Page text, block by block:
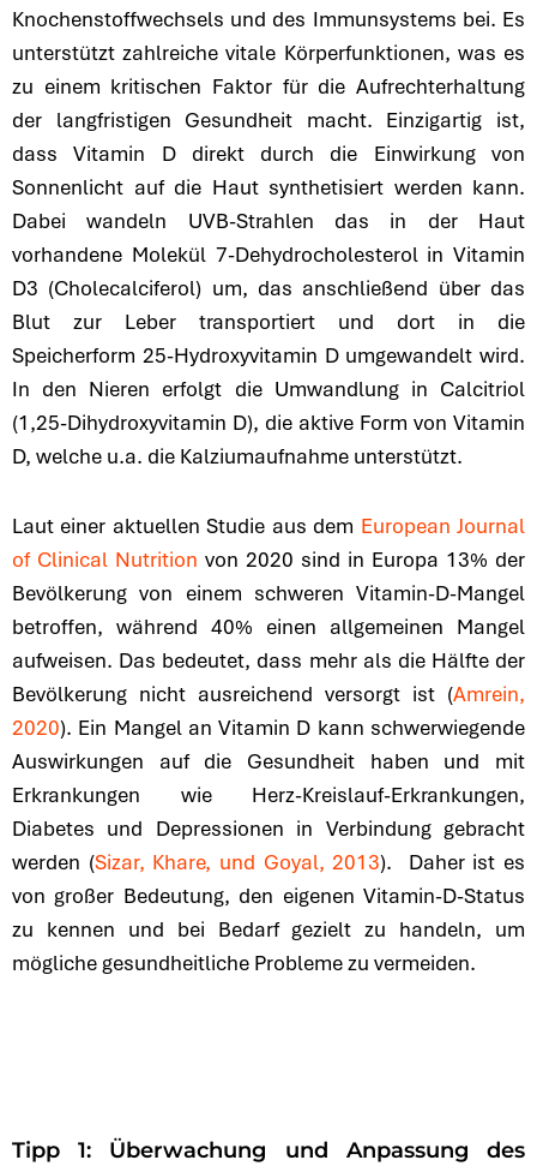
Knochenstoffwechsels und des Immunsystems bei. Es
unterstützt zahlreiche vitale Körperfunktionen, was es
zu einem kritischen Faktor für die Aufrechterhaltung
der langfristigen Gesundheit macht. Einzigartig ist,
dass Vitamin D direkt durch die Einwirkung von
Sonnenlicht auf die Haut synthetisiert werden kann.
Dabei wandeln UVB-Strahlen das in der Haut
vorhandene Molekül 7-Dehydrocholesterol in Vitamin
D3 (Cholecalciferol) um, das anschließend über das
Blut zur Leber transportiert und dort in die
Speicherform 25-Hydroxyvitamin D umgewandelt wird.
In den Nieren erfolgt die Umwandlung in Calcitriol
(1,25-Dihydroxyvitamin D), die aktive Form von Vitamin
D, welche u.a. die Kalziumaufnahme unterstützt.
Laut einer aktuellen Studie aus dem European Journal
of Clinical Nutrition von 2020 sind in Europa 13% der
Bevölkerung von einem schweren Vitamin-D-Mangel
betroffen, während 40% einen allgemeinen Mangel
aufweisen. Das bedeutet, dass mehr als die Hälfte der
Bevölkerung nicht ausreichend versorgt ist (Amrein,
2020). Ein Mangel an Vitamin D kann schwerwiegende
Auswirkungen auf die Gesundheit haben und mit
Erkrankungen wie Herz-Kreislauf-Erkrankungen,
Diabetes und Depressionen in Verbindung gebracht
werden (Sizar, Khare, und Goyal, 2013). Daher ist es
von großer Bedeutung, den eigenen Vitamin-D-Status
zu kennen und bei Bedarf gezielt zu handeln, um
mögliche gesundheitliche Probleme zu vermeiden.
Tipp 1: Überwachung und Anpassung des